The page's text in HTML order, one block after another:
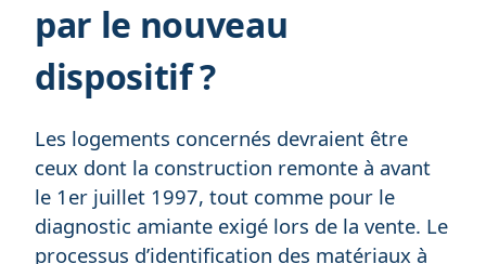
par le nouveau
dispositif ?
Les logements concernés devraient être
ceux dont la construction remonte à avant
le 1er juillet 1997, tout comme pour le
diagnostic amiante exigé lors de la vente. Le
processus d’identification des matériaux à